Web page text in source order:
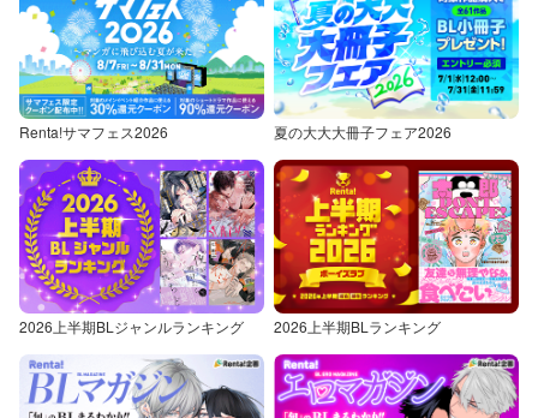
Renta!サマフェス2026 夏の大大大冊子フェア2026
2026上半期BLジャンルランキング 2026上半期BLランキング